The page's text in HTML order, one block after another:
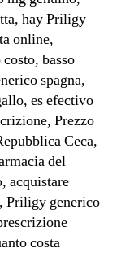
hay Priligy
online,
basso
spagna,
es efectivo
Prezzo
Ceca,
del
acquistare
Priligy generico
costa